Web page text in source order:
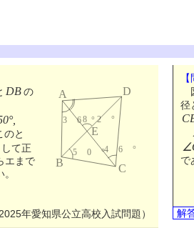
DBの
のと
て正
エまで
2025年愛知県公立高校入試問題）
径
解